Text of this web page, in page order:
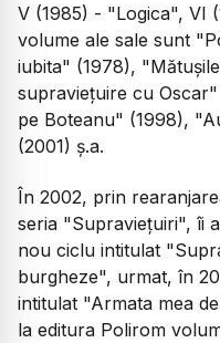
V (1985) - "Logica", VI
volume ale sale sunt
iubita" (1978),
supravieţuire cu
pe Boteanu" (1998),
(2001) ş.a.
În 2002, prin
seria "Supravieţuiri", îi
nou ciclu intitulat
burgheze", urmat, în
intitulat "Armata mea
la editura Polirom